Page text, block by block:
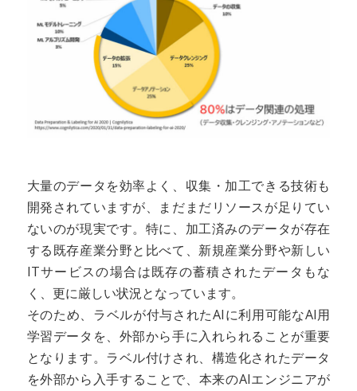
大量のデータを効率よく、収集・加工できる技術も
開発されていますが、まだまだリソースが足りてい
ないのが現実です。特に、加工済みのデータが存在
する既存産業分野と比べて、新規産業分野や新しい
ITサービスの場合は既存の蓄積されたデータもな
く、更に厳しい状況となっています。
そのため、ラベルが付与されたAIに利用可能なAI用
学習データを、外部から手に入れられることが重要
となります。ラベル付けされ、構造化されたデータ
を外部から入手することで、本来のAIエンジニアが